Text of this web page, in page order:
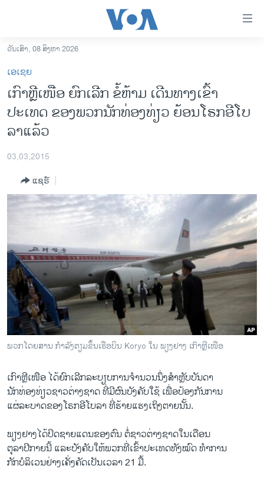
ເຂົ້າ
ຫາ
ຂ້າມ
ຂ້າມ
ຂ້າມ
ໄປ
ຫາ
ຊອກ
ລາວ
ອາເມຣິກາ
ການເລືອກຕັ້ງ ປະທານາທີບໍດີ ສະຫະລັດ 2024
ອິດສະຫຼະພາບດ້ານການຂ່າວ
ຊຸມຊົນຊາວລາວ
ວິທະຍາສາດ-ເທັກໂນໂລຈີ
ທຸລະກິດ
ພາສາອັງກິດ
ວີດີໂອ
ລາຍການກະຈາຍສຽງ
ລາຍງານ
ຕິດຕາມພວກເຮົາ ທີ່
ພາສາຕ່າງໆ
ວັນເສົາ, 08 ສິງຫາ 2026
ເອເຊຍ
​ເກົາຫຼີ​ເໜືອ ​ຍົກ​ເລີກ ຂໍ້ຫ້າມ ເດີນທາງເຂົ້າ
ປະເທດ ຂອງພວກນັກທ່ອງທ່ຽວ ຍ້ອນໂຣກອີໂບ
ລາແລ້ວ
03,03,2015
ແຊຣ໌
ພວກໂດຍສານ ກຳລັງຕຽມຂຶ້ນເຮືອບິນ Koryo ໃນ ພຽງຢາງ ເກົາຫຼີເໜືອ
ເກົາຫຼີ​ເໜືອ ​ໄດ້​ຍົກ​ເລີກລະບຽບການຈຳນວນນຶ່ງສຳ​ຫຼັບ​ບັນດາ
​ນັກ​ທ່ອງ​ທ່ຽວ​ຊາວ​ຕ່າງ​ຊາດ ທີ່​ມີ​ຜົນ​ບັງຄັບ​ໃຊ້ ​ເພື່ອປ້ອງກັນ​ການ
​ແຜ່​ລະບາດຂອງ​ໂຣກອີ​ໂບລາ ທີ່​ຮ້າຍ​ແຮງ​ເຖິງ​ຕາຍ​ນັ້ນ.
ພຽງ​ຢາງ​ໄດ້​ປິດ​ຊາຍ​ແດນ​ຂອງ​ຕົນ​ ຕໍ່​ຊາວ​ຕ່າງ​ຊາດ​ໃນ​ເດືອນ​
ຕຸລາ​ປີ​ກາຍ​ນີ້ ​ແລະ​ບັງຄັບໃຫ້​ພວກ​ທີ່​ເຂົ້າ​ປະ​ເທດທັງໝົດ ທຳການ
​ກັກ​ບໍລິ​ເວນຢ່າງເຄັ່ງ​ຄັດເປັນເວລາ 21 ມື້​.